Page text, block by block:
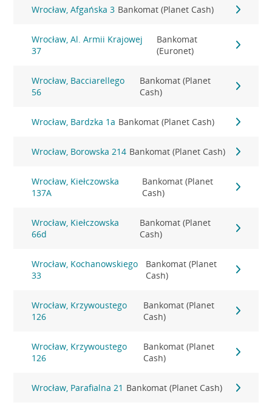
Wrocław, Afgańska 3 Bankomat (Planet Cash)
Wrocław, Al. Armii Krajowej
37
Bankomat
(Euronet)
Wrocław, Bacciarellego
56
Bankomat (Planet
Cash)
Wrocław, Bardzka 1a Bankomat (Planet Cash)
Wrocław, Borowska 214 Bankomat (Planet Cash)
Wrocław, Kiełczowska
137A
Bankomat (Planet
Cash)
Wrocław, Kiełczowska
66d
Bankomat (Planet
Cash)
Wrocław, Kochanowskiego
33
Bankomat (Planet
Cash)
Wrocław, Krzywoustego
126
Bankomat (Planet
Cash)
Wrocław, Krzywoustego
126
Bankomat (Planet
Cash)
Wrocław, Parafialna 21 Bankomat (Planet Cash)